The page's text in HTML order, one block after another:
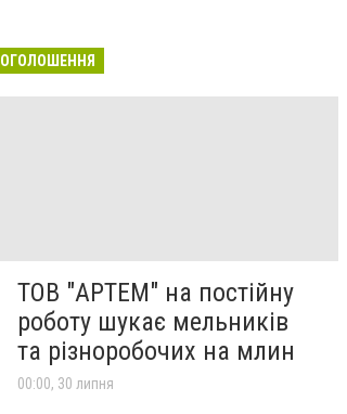
ОГОЛОШЕННЯ
ТОВ "АРТЕМ" на постійну
роботу шукає мельників
та різноробочих на млин
00:00, 30 липня